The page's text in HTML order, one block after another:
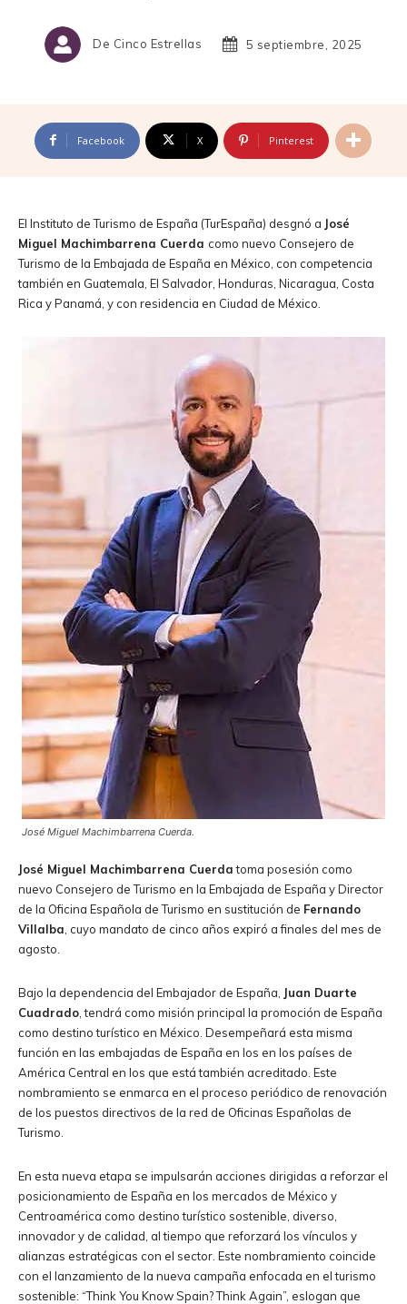
De Cinco Estrellas 5 septiembre, 2025
Facebook X Pinterest
El Instituto de Turismo de España (TurEspaña) desgnó a José
Miguel Machimbarrena Cuerda como nuevo Consejero de
Turismo de la Embajada de España en México, con competencia
también en Guatemala, El Salvador, Honduras, Nicaragua, Costa
Rica y Panamá, y con residencia en Ciudad de México.
José Miguel Machimbarrena Cuerda.
José Miguel Machimbarrena Cuerdatoma posesión como
nuevo Consejero de Turismo en la Embajada de España y Director
de la Oficina Española de Turismo en sustitución de Fernando
Villalba , cuyo mandato de cinco años expiró a finales del mes de
agosto.
Bajo la dependencia del Embajador de España, Juan Duarte
Cuadrado , tendrá como misión principal la promoción de España
como destino turístico en México. Desempeñará esta misma
función en las embajadas de España en los en los países de
América Central en los que está también acreditado. Este
nombramiento se enmarca en el proceso periódico de renovación
de los puestos directivos de la red de Oficinas Españolas de
Turismo.
En esta nueva etapa se impulsarán acciones dirigidas a reforzar el
posicionamiento de España en los mercados de México y
Centroamérica como destino turístico sostenible, diverso,
innovador y de calidad, al tiempo que reforzará los vínculos y
alianzas estratégicas con el sector. Este nombramiento coincide
con el lanzamiento de la nueva campaña enfocada en el turismo
sostenible: “Think You Know Spain? Think Again”, eslogan que